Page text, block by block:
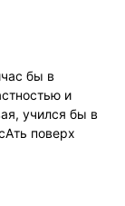
бы в
и
учился бы в
поверх